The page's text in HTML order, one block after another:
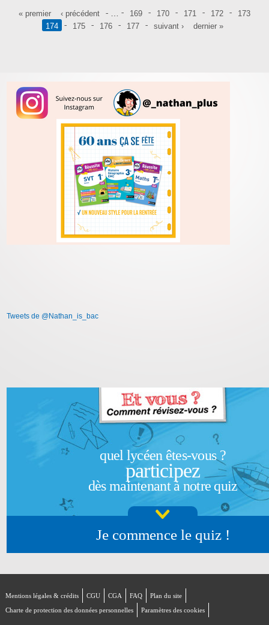
Pages
« premier ‹ précédent 169 170 171 172
173
174
175 176 177 suivant › dernier »
Tweets de @Nathan_is_bac
quel lycéen êtes-vous ?
participez
dès maintenant à notre quiz
Je commence le quiz !
Mentions légales & crédits CGU CGA FAQ
Plan du site
Charte de protection des données personnelles
Paramètres des cookies